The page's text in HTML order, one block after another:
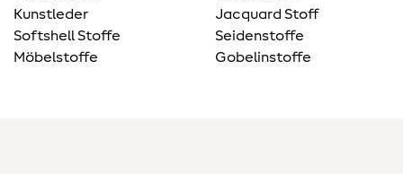
Kunstleder
Softshell Stoffe
Möbelstoffe
Jacquard Stoff
Seidenstoffe
Gobelinstoffe